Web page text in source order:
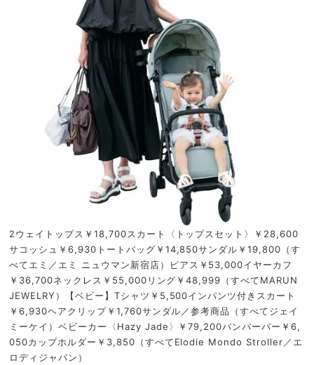
2ウェイトップス￥18,700スカート〈トップスセット〉￥28,600
サコッシュ￥6,930トートバッグ￥14,850サンダル￥19,800（す
べてエミ／エミ ニュウマン新宿店）ピアス￥53,000イヤーカフ
￥36,700ネックレス￥55,000リング￥48,999（すべてMARUN
JEWELRY）【ベビー】Tシャツ￥5,500インパンツ付きスカート
￥6,930ヘアクリップ￥1,760サンダル／参考商品（すべてジェイ
ミーケイ）ベビーカー〈Hazy Jade〉￥79,200バンパーバー￥6,
050カップホルダー￥3,850（すべてElodie Mondo Stroller／エ
ロディジャパン）